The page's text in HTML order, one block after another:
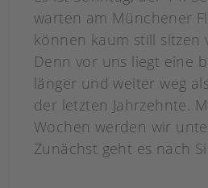
warten am Münchener
können kaum still sitzen
Denn vor uns liegt eine
länger und weiter weg
der letzten Jahrzehnte.
Wochen werden wir
Zunächst geht es nach